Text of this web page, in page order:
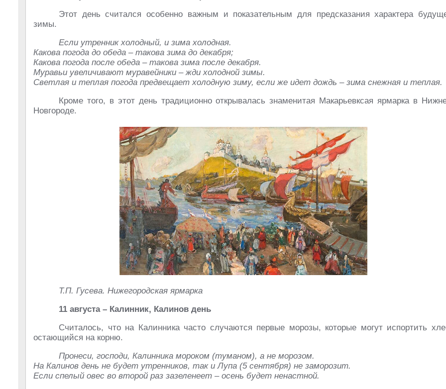
Этот день считался особенно важным и показательным для предсказания характера
зимы.
Если утренник холодный, и зима холодная.
Какова погода до обеда – такова зима до декабря;
Какова погода после обеда – такова зима после декабря.
Муравьи увеличивают муравейники – жди холодной зимы.
Светлая и теплая погода предвещает холодную зиму, если же идет дождь – зима снежная и теплая.
Кроме того, в этот день традиционно открывалась знаменитая Макарьевксая ярмарка в
Новгороде.
Т.П. Гусева. Нижегородская ярмарка
11 августа – Калинник, Калинов день
Считалось, что на Калинника часто случаются первые морозы, которые могут испортить
остающийся на корню.
Пронеси, господи, Калинника мороком (туманом), а не морозом.
На Калинов день не будет утренников, так и Лупа (5 сентября) не заморозит.
Если спелый овес во второй раз зазеленеет – осень будет ненастной.